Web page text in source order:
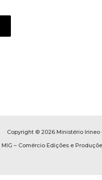
Copyright © 2026 Ministério Irineo
MIG – Comércio Edições e